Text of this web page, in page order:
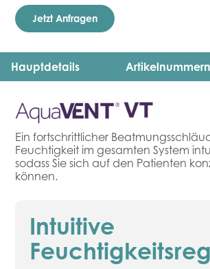
Jetzt Anfragen
Hauptdetails Artikelnummern
Ein fortschrittlicher
Feuchtigkeit im gesamten System
sodass Sie sich auf den Patienten
können.
Intuitive